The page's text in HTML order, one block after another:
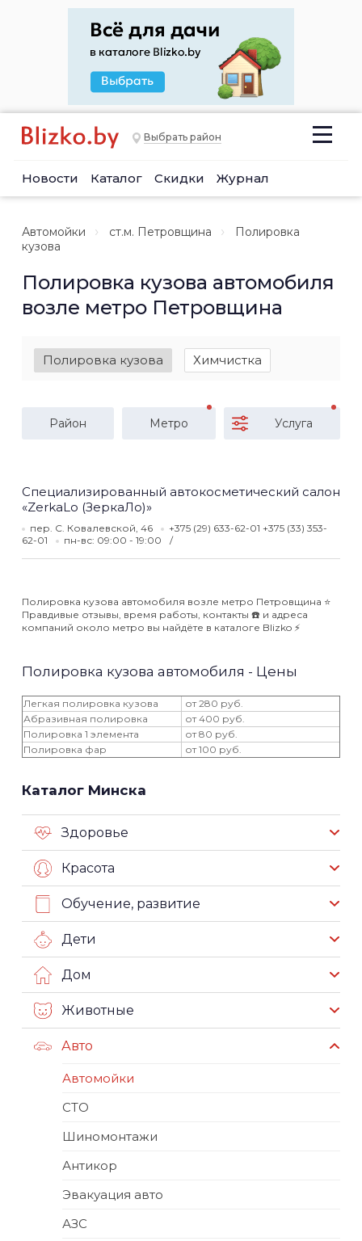
Выбрать район
Новости Каталог Скидки Журнал
Автомойки ст.м. Петровщина
Полировка
кузова
Полировка кузова автомобиля
возле метро Петровщина
Полировка кузова Химчистка
Район Метро Услуга
Специализированный автокосметический салон
«ZerkaLo (ЗеркаЛо)»
пер. С. Ковалевской, 46
+375 (29) 633-62-01 +375 (33) 353-
62-01
пн-вс: 09:00 - 19:00
Полировка кузова автомобиля возле метро Петровщина ⭐️
Правдивые отзывы, время работы, контакты ☎️ и адреса
компаний около метро вы найдёте в каталоге Blizko ⚡️
Полировка кузова автомобиля - Цены
Легкая полировка кузова
от 280 руб.
Абразивная полировка
от 400 руб.
Полировка 1 элемента
от 80 руб.
Полировка фар
от 100 руб.
Каталог Минска
Здоровье
Красота
Обучение, развитие
Дети
Дом
Животные
Авто
Автомойки
СТО
Шиномонтажи
Антикор
Эвакуация авто
АЗС